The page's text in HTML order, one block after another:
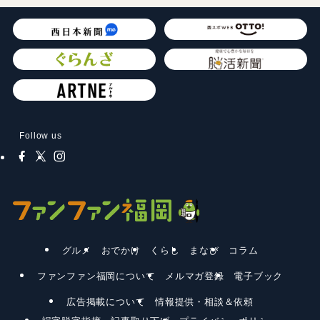
Follow us
グルメ おでかけ くらし まなび コラム
ファンファン福岡について メルマガ登録 電子ブック
広告掲載について
情報提供・相談＆依頼